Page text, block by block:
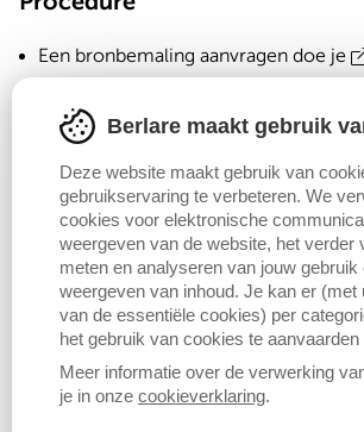
Een bronbemaling aanvragen doe je
Wanneer de hoeveelheid op te
grens van 10 m³/uur overschrijdt,
Berlare een bindend advies aan bij
Het college van burgemeester en
behandelt de aanvraag.
Omgevingsvergunningsaanvraag
Berlare maakt gebruik
Deze website maakt gebruik van
gebruikservaring te verbeteren. We
cookies voor elektronische
weergeven van de website, het verder
meten en analyseren van jouw gebruik
weergeven van inhoud. Je kan er (met
van de essentiële cookies) per
het gebruik van cookies te aanvaarden
Meer informatie over de verwerking
je in onze cookieverklaring.